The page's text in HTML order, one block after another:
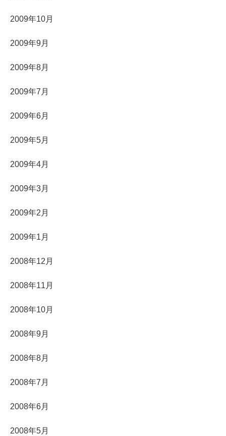
2009年10月
2009年9月
2009年8月
2009年7月
2009年6月
2009年5月
2009年4月
2009年3月
2009年2月
2009年1月
2008年12月
2008年11月
2008年10月
2008年9月
2008年8月
2008年7月
2008年6月
2008年5月